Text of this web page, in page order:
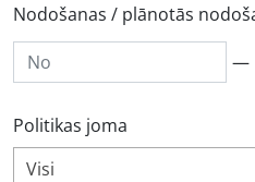
Nodošanas / plānotās
—
Politikas joma
Visi